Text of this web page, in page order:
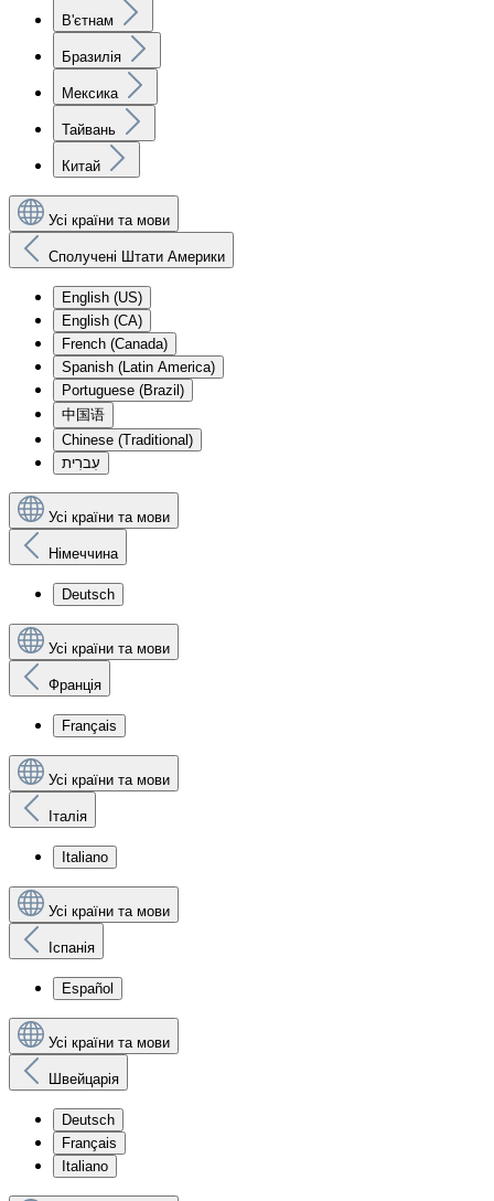
В'єтнам
Бразилія
Мексика
Тайвань
Китай
Усі країни та мови
Сполучені Штати Америки
English (US)
English (CA)
French (Canada)
Spanish (Latin America)
Portuguese (Brazil)
中国语
Chinese (Traditional)
עִברִית
Усі країни та мови
Німеччина
Deutsch
Усі країни та мови
Франція
Français
Усі країни та мови
Італія
Italiano
Усі країни та мови
Іспанія
Español
Усі країни та мови
Швейцарія
Deutsch
Français
Italiano